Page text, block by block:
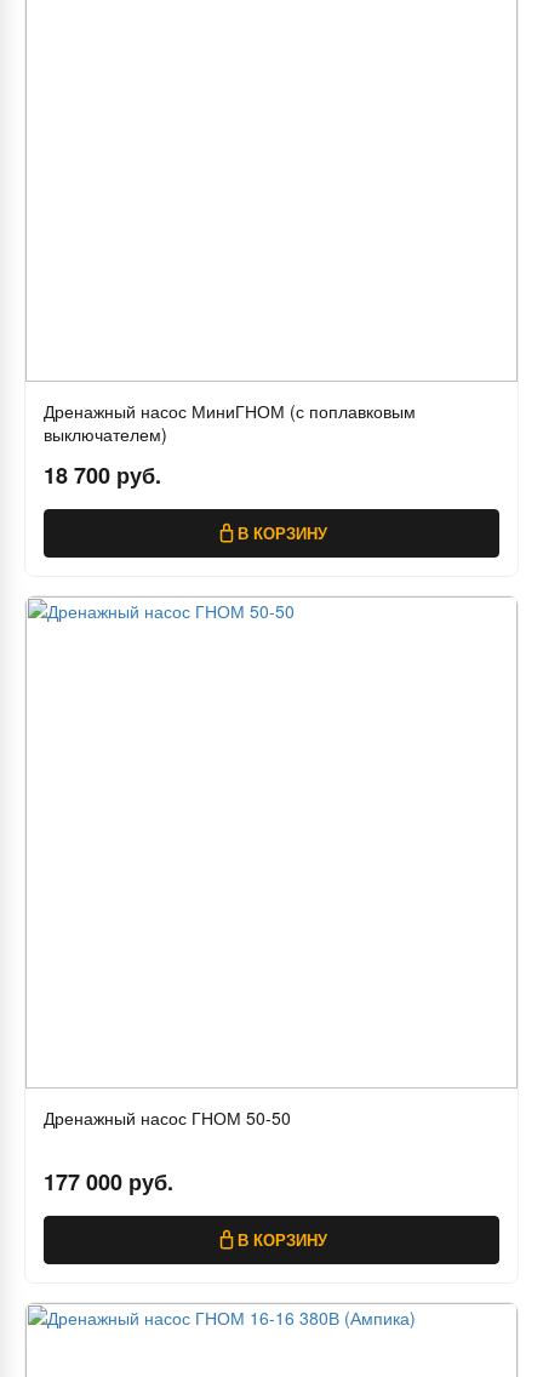
Дренажный насос МиниГНОМ (с поплавковым
выключателем)
18 700 руб.
В КОРЗИНУ
Дренажный насос ГНОМ 50-50
177 000 руб.
В КОРЗИНУ